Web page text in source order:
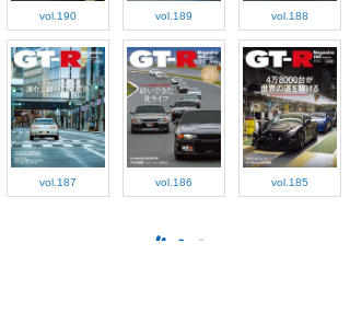
vol.190 vol.189 vol.188
vol.187 vol.186 vol.185